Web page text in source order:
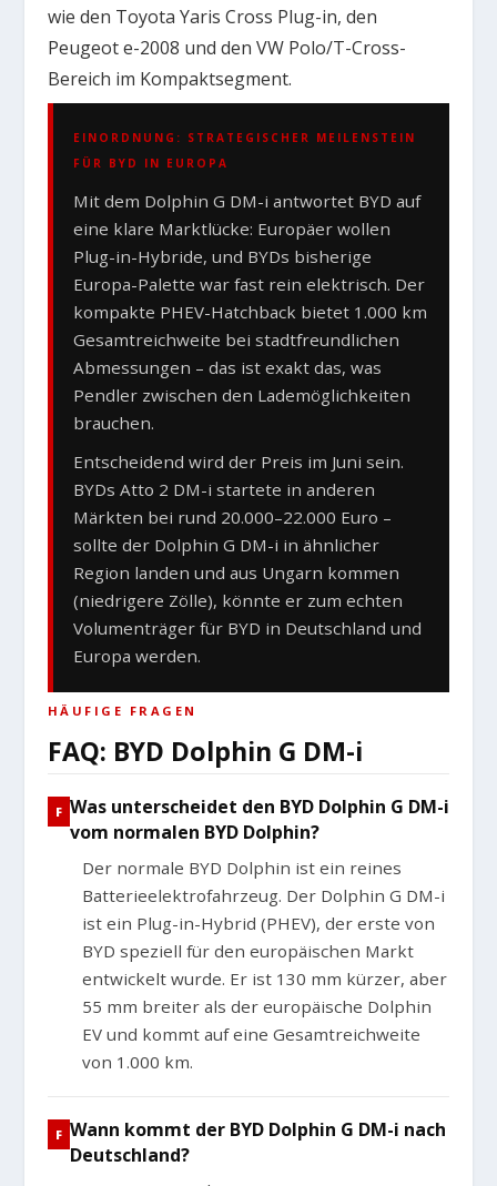
wie den Toyota Yaris Cross Plug-in, den
Peugeot e-2008 und den VW Polo/T-Cross-
Bereich im Kompaktsegment.
EINORDNUNG: STRATEGISCHER MEILENSTEIN
FÜR BYD IN EUROPA
Mit dem Dolphin G DM-i antwortet BYD auf
eine klare Marktlücke: Europäer wollen
Plug-in-Hybride, und BYDs bisherige
Europa-Palette war fast rein elektrisch. Der
kompakte PHEV-Hatchback bietet 1.000 km
Gesamtreichweite bei stadtfreundlichen
Abmessungen – das ist exakt das, was
Pendler zwischen den Lademöglichkeiten
brauchen.
Entscheidend wird der Preis im Juni sein.
BYDs Atto 2 DM-i startete in anderen
Märkten bei rund 20.000–22.000 Euro –
sollte der Dolphin G DM-i in ähnlicher
Region landen und aus Ungarn kommen
(niedrigere Zölle), könnte er zum echten
Volumenträger für BYD in Deutschland und
Europa werden.
HÄUFIGE FRAGEN
FAQ: BYD Dolphin G DM-i
Was unterscheidet den BYD Dolphin G DM-i
vom normalen BYD Dolphin?
Der normale BYD Dolphin ist ein reines
Batterieelektrofahrzeug. Der Dolphin G DM-i
ist ein Plug-in-Hybrid (PHEV), der erste von
BYD speziell für den europäischen Markt
entwickelt wurde. Er ist 130 mm kürzer, aber
55 mm breiter als der europäische Dolphin
EV und kommt auf eine Gesamtreichweite
von 1.000 km.
Wann kommt der BYD Dolphin G DM-i nach
Deutschland?